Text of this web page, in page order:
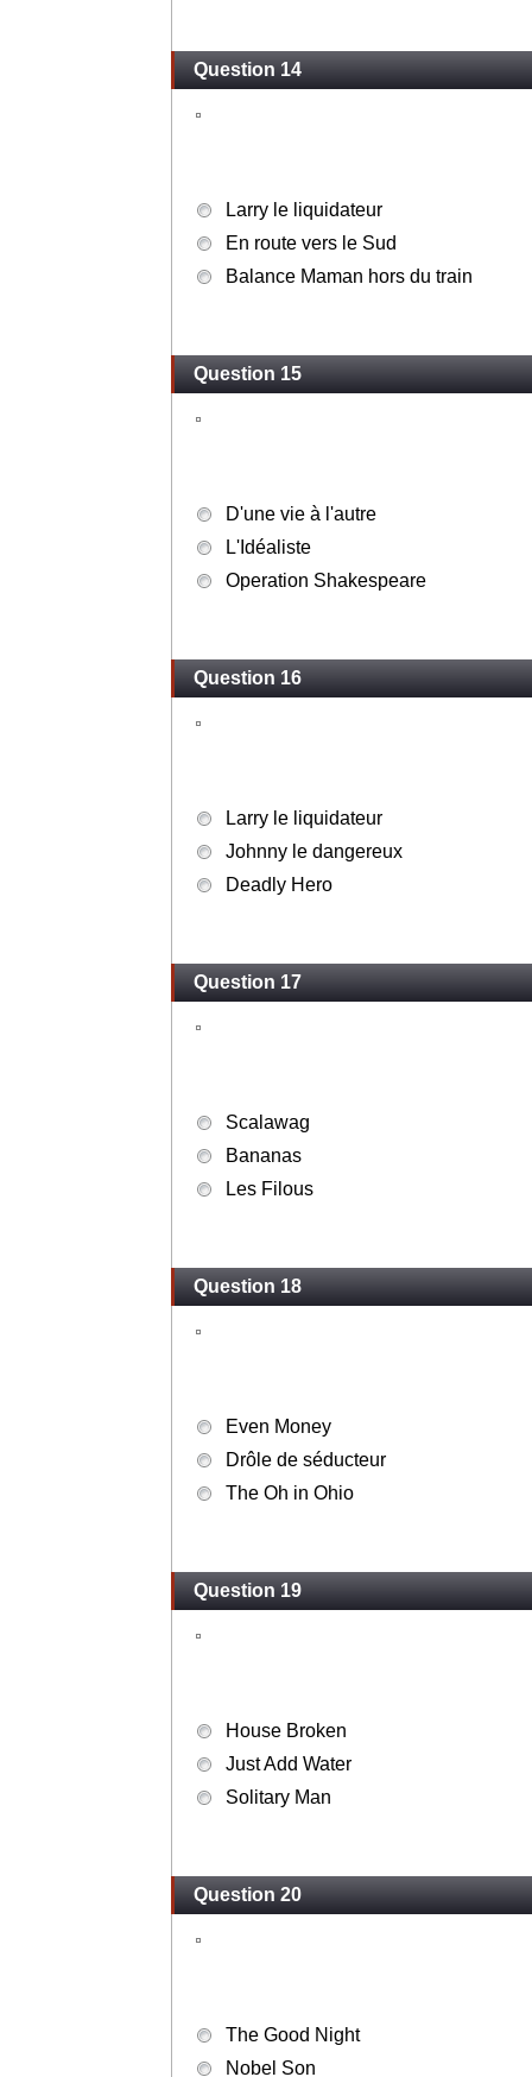
Question 14
Larry le liquidateur
En route vers le Sud
Balance Maman hors du train
Question 15
D'une vie à l'autre
L'Idéaliste
Operation Shakespeare
Question 16
Larry le liquidateur
Johnny le dangereux
Deadly Hero
Question 17
Scalawag
Bananas
Les Filous
Question 18
Even Money
Drôle de séducteur
The Oh in Ohio
Question 19
House Broken
Just Add Water
Solitary Man
Question 20
The Good Night
Nobel Son